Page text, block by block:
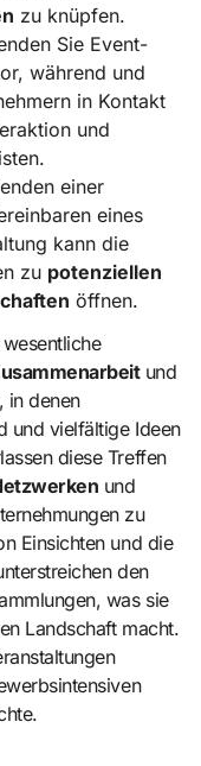
zu knüpfen.
Sie Event-
während und
in Kontakt
und
einer
eines
kann die
zu potenziellen
öffnen.
und
in denen
und vielfältige Ideen
diese Treffen
und
zu
Einsichten und die
den
was sie
Landschaft macht.